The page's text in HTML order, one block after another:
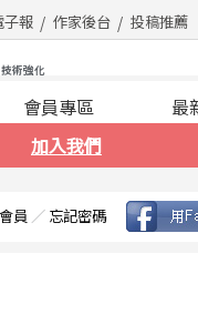
子報 作家後台 投稿推薦
加入我們
會員專區 最
員 ／ 忘記密碼